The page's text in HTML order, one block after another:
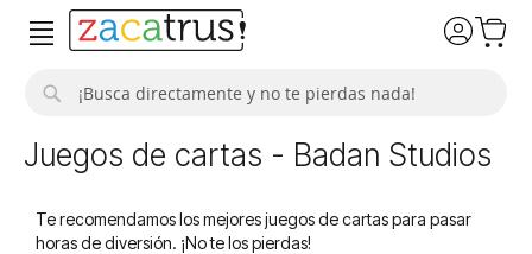
Juegos de cartas - Badan Studios
Te recomendamos los mejores juegos de cartas para pasar
horas de diversión. ¡No te los pierdas!